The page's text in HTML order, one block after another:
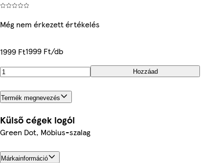
Még nem érkezett értékelés
1999 Ft1999 Ft/db
Hozzáad
Termék megnevezés
Külső cégek logói
Green Dot, Möbius-szalag
Márkainformáció